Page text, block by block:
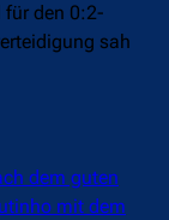
für den 0:2-
sah
dem guten
mit dem